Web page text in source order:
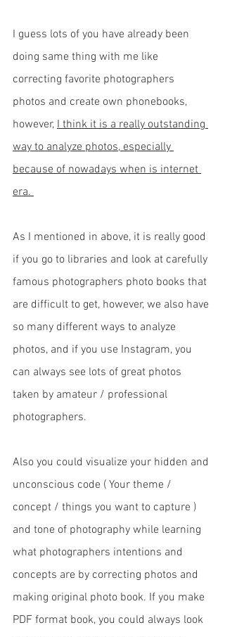
I guess lots of you have already been
doing same thing with me like
correcting favorite photographers
photos and create own phonebooks,
however, I think it is a really outstanding
way to analyze photos, especially
because of nowadays when is internet
era.
As I mentioned in above, it is really good
if you go to libraries and look at carefully
famous photographers photo books that
are difficult to get, however, we also have
so many different ways to analyze
photos, and if you use Instagram, you
can always see lots of great photos
taken by amateur / professional
photographers.
Also you could visualize your hidden and
unconscious code ( Your theme /
concept / things you want to capture )
and tone of photography while learning
what photographers intentions and
concepts are by correcting photos and
making original photo book. If you make
PDF format book, you could always look